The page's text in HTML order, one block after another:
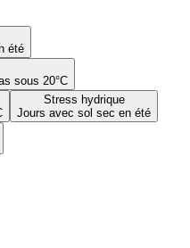
été
sous 20°C
Stress hydrique
Jours avec sol sec en été